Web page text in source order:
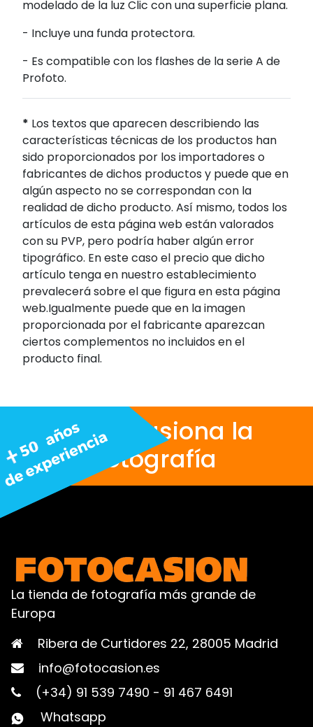
modelado de la luz Clic con una superficie plana.
- Incluye una funda protectora.
- Es compatible con los flashes de la serie A de
Profoto.
* Los textos que aparecen describiendo las
características técnicas de los productos han
sido proporcionados por los importadores o
fabricantes de dichos productos y puede que en
algún aspecto no se correspondan con la
realidad de dicho producto. Así mismo, todos los
artículos de esta página web están valorados
con su PVP, pero podría haber algún error
tipográfico. En este caso el precio que dicho
artículo tenga en nuestro establecimiento
prevalecerá sobre el que figura en esta página
web.Igualmente puede que en la imagen
proporcionada por el fabricante aparezcan
ciertos complementos no incluidos en el
producto final.
Nos apasiona la
fotografía
La tienda de fotografía más grande de
Europa
Ribera de Curtidores 22, 28005 Madrid
info@fotocasion.es
(+34) 91 539 7490 - 91 467 6491
Whatsapp